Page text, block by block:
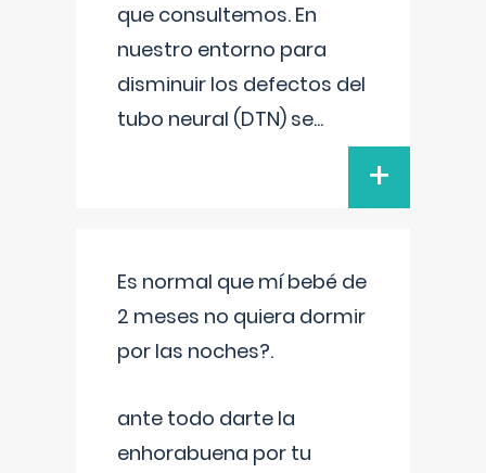
que consultemos. En
nuestro entorno para
disminuir los defectos del
tubo neural (DTN) se...
+
Es normal que mí bebé de
2 meses no quiera dormir
por las noches?.
ante todo darte la
enhorabuena por tu